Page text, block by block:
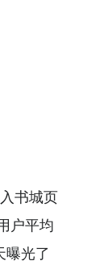
书城页
户平均
曝光了